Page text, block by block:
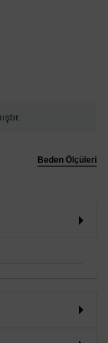
Beden Ölçüleri